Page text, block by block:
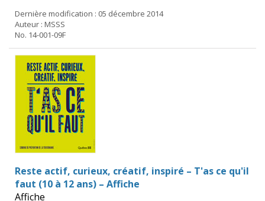
Dernière modification : 05 décembre 2014
Auteur : MSSS
No. 14-001-09F
Reste actif, curieux, créatif, inspiré – T'as ce qu'il
faut (10 à 12 ans) – Affiche
Affiche